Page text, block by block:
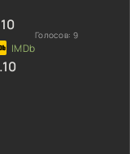
10
Голосов: 9